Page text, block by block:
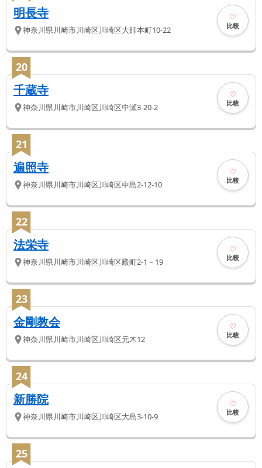
明長寺
神奈川県川崎市川崎区川崎区大師本町10-22 比較
20
千蔵寺
神奈川県川崎市川崎区川崎区中瀬3-20-2 比較
21
遍照寺
神奈川県川崎市川崎区川崎区中島2-12-10 比較
22
法栄寺
神奈川県川崎市川崎区川崎区殿町2-1－19 比較
23
金剛教会
神奈川県川崎市川崎区川崎区元木12 比較
24
新勝院
神奈川県川崎市川崎区川崎区大島3-10-9 比較
25